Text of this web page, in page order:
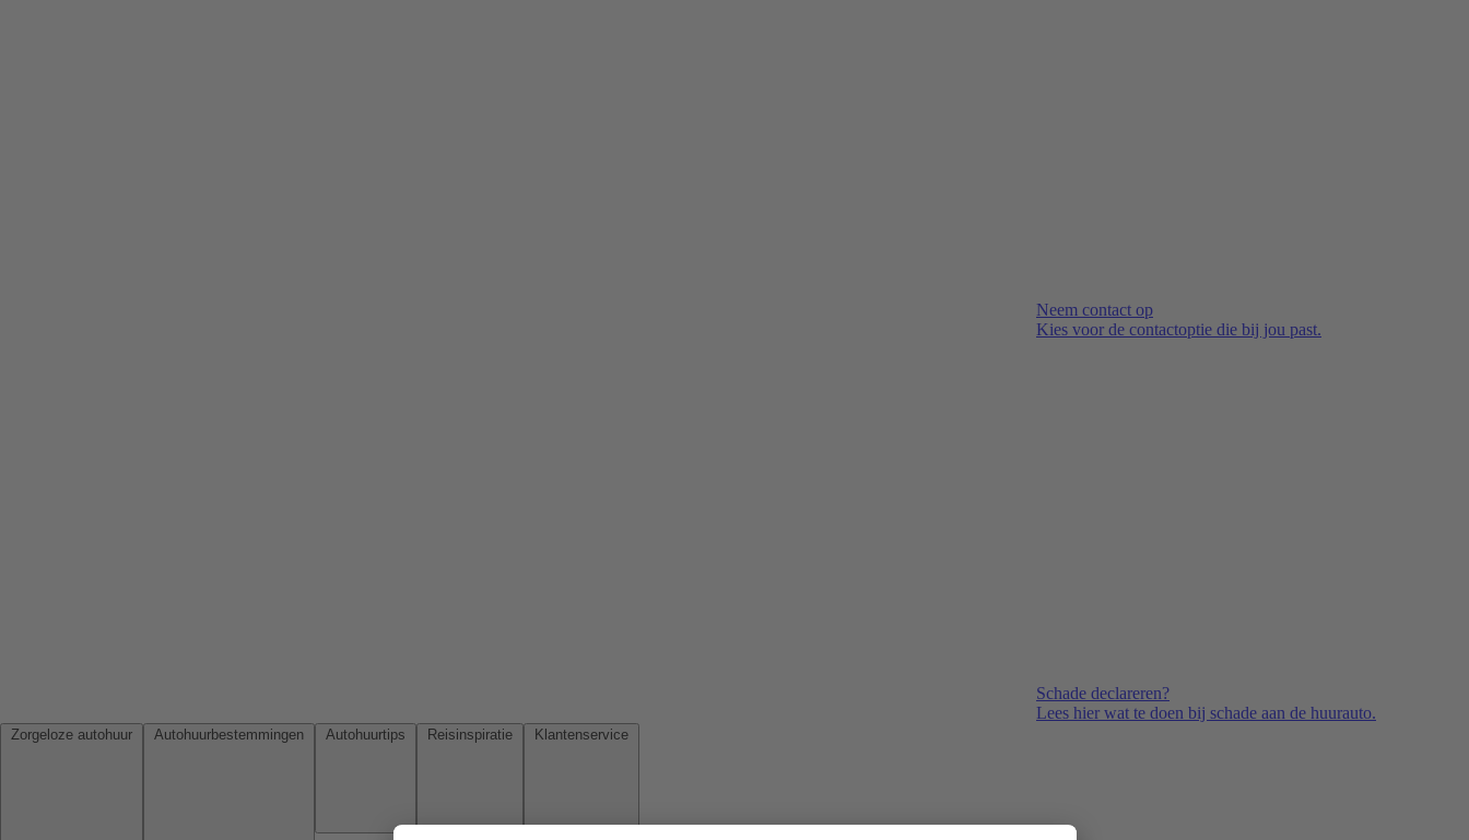
Neem contact op
Kies voor de contactoptie die bij jou past.
Schade declareren?
Lees hier wat te doen bij schade aan de huurauto.